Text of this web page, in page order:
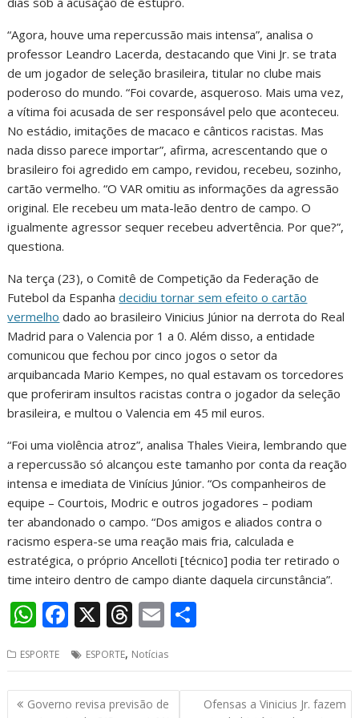
“Agora, houve uma repercussão mais intensa”, analisa o
professor Leandro Lacerda, destacando que Vini Jr. se trata
de um jogador de seleção brasileira, titular no clube mais
poderoso do mundo. “Foi covarde, asqueroso. Mais uma vez,
a vítima foi acusada de ser responsável pelo que aconteceu.
No estádio, imitações de macaco e cânticos racistas. Mas
nada disso parece importar”, afirma, acrescentando que o
brasileiro foi agredido em campo, revidou, recebeu, sozinho,
cartão vermelho. “O VAR omitiu as informações da agressão
original. Ele recebeu um mata-leão dentro de campo. O
igualmente agressor sequer recebeu advertência. Por que?”,
questiona.
Na terça (23), o Comitê de Competição da Federação de
Futebol da Espanhadecidiu tornar sem efeito o cartão
vermelho dado ao brasileiro Vinicius Júnior na derrota do Real
Madrid para o Valencia por 1 a 0. Além disso, a entidade
comunicou que fechou por cinco jogos o setor da
arquibancada Mario Kempes, no qual estavam os torcedores
que proferiram insultos racistas contra o jogador da seleção
brasileira, e multou o Valencia em 45 mil euros.
“Foi uma violência atroz”, analisa Thales Vieira, lembrando que
a repercussão só alcançou este tamanho por conta da reação
intensa e imediata de Vinícius Júnior. “Os companheiros de
equipe – Courtois, Modric e outros jogadores – podiam
ter abandonado o campo. “Dos amigos e aliados contra o
racismo espera-se uma reação mais fria, calculada e
estratégica, o próprio Ancelloti [técnico] podia ter retirado o
time inteiro dentro de campo diante daquela circunstância”.
W
at
s
F
e
b
X T
re
a
E
ai
l
ar
e
ESPORTE ESPORTE, Notícias
Navegação
Governo revisa previsão de
Ofensas a Vinicius Jr. fazem